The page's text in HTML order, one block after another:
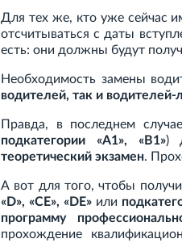
Для тех же, кто уже сейчас
отсчитываться с даты
есть: они должны будут
Необходимость замены
водителей, так и
Правда, в последнем
подкатегории «A1», «B1»)
теоретический экзамен.
А вот для того, чтобы
«D», «CE», «DE»или
программу
прохождение